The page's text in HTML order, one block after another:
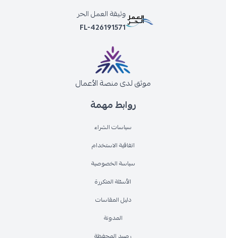
روابط مهمة
سياسات الشراء
اتفاقية الاستخدام
سياسة الخصوصية
الأسئلة المتكررة
دليل المقاسات
المدونة
وثيقة العمل الحر
FL-426191571
موثق لدى منصة الأعمال